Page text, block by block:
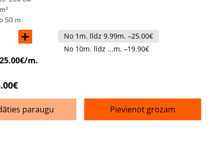
50 m
+
m.
No 1m. līdz 9.99m. –25.00€
No 10m. līdz ...m. –19.90€
paraugu Pievienot grozam